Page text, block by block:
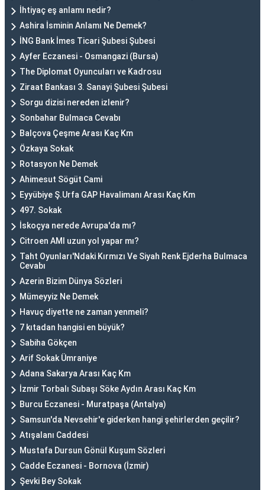
İhtiyaç eş anlamı nedir?
Ashira İsminin Anlamı Ne Demek?
İNG Bank İmes Ticari Şubesi Şubesi
Ayfer Eczanesi - Osmangazi (Bursa)
The Diplomat Oyuncuları ve Kadrosu
Ziraat Bankası 3. Sanayi Şubesi Şubesi
Sorgu dizisi nereden izlenir?
Sonbahar Bulmaca Cevabı
Balçova Çeşme Arası Kaç Km
Özkaya Sokak
Rotasyon Ne Demek
Ahimesut Sögüt Cami
Eyyübiye Ş.Urfa GAP Havalimanı Arası Kaç Km
497. Sokak
İskoçya nerede Avrupa'da mı?
Citroen AMI uzun yol yapar mı?
Taht Oyunları'Ndaki Kırmızı Ve Siyah Renk Ejderha Bulmaca
Cevabı
Azerin Bizim Dünya Sözleri
Mümeyyiz Ne Demek
Havuç diyette ne zaman yenmeli?
7 kıtadan hangisi en büyük?
Sabiha Gökçen
Arif Sokak Ümraniye
Adana Sakarya Arası Kaç Km
İzmir Torbalı Subaşı Söke Aydın Arası Kaç Km
Burcu Eczanesi - Muratpaşa (Antalya)
Samsun'da Nevsehir'e giderken hangi şehirlerden geçilir?
Atışalanı Caddesi
Mustafa Dursun Gönül Kuşum Sözleri
Cadde Eczanesi - Bornova (İzmir)
Şevki Bey Sokak